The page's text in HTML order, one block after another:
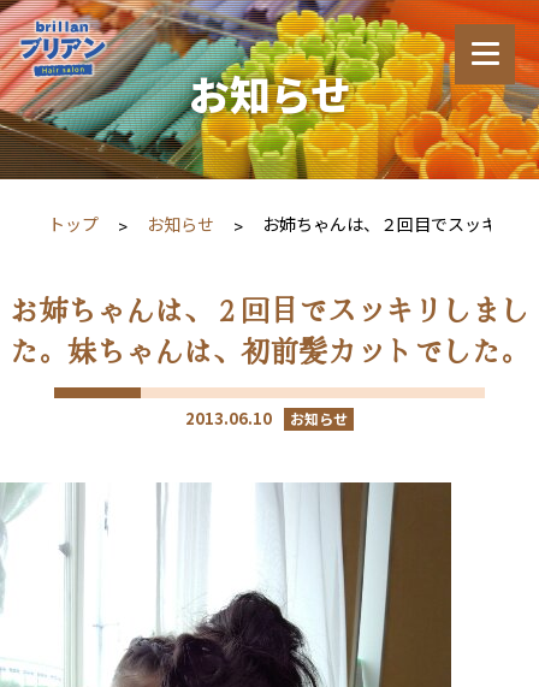
お知らせ
トップ お知らせ お姉ちゃんは、２回目でスッキリ
お姉ちゃんは、２回目でスッキリしまし
た。妹ちゃんは、初前髪カットでした。
2013.06.10 お知らせ